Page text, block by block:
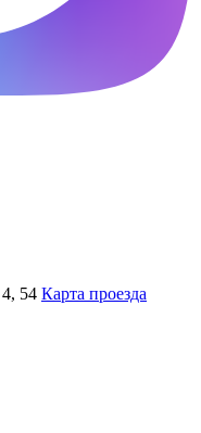
54 Карта проезда